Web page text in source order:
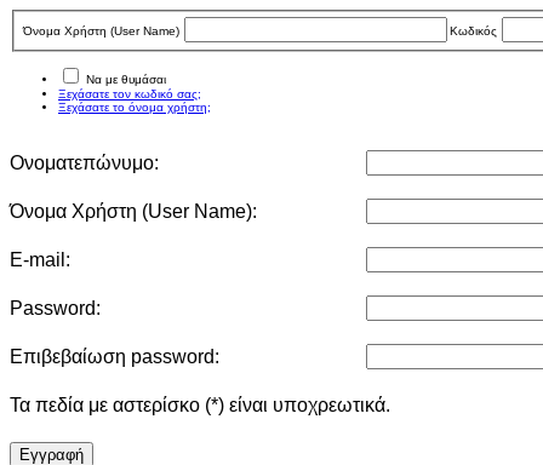
Όνομα Χρήστη (User Νame) Κωδικός
Να με θυμάσαι
Ξεχάσατε τον κωδικό σας;
Ξεχάσατε το όνομα χρήστη;
Ονοματεπώνυμο:
Όνομα Χρήστη (User Νame):
E-mail:
Password:
Επιβεβαίωση password:
Τα πεδία με αστερίσκο (*) είναι υποχρεωτικά.
Eγγραφή